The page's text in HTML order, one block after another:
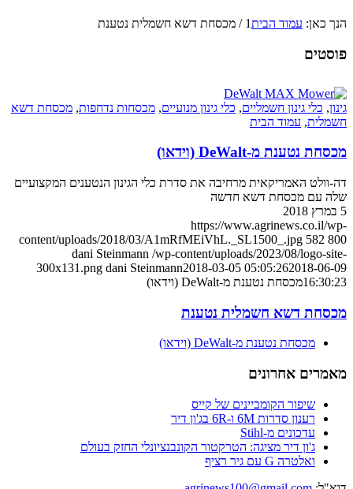
הנך כאן: עמוד הבית1
/ מכסחת דשא חשמלית נטענת
פוסטים
גינון, כלי גינון חשמליים, כלי גינון מנועיים, מכסחות נדחפות, מכסחת דשא
חשמלית, עמוד הבית
מכסחת נטענת מ-DeWalt (וידאו)
דה-וולט האמריקאית מרחיבה את סדרת כלי הגינון הנטענים המקצועיים
שלה עם מכסחת דשא חדשה
5 במרץ 2018
https://www.agrinews.co.il/wp-
content/uploads/2018/03/A1mRfMEiVhL._SL1500_.jpg 582 800
dani Steinmann /wp-content/uploads/2023/08/logo-site-
300x131.png dani Steinmann2018-03-05 05:05:262018-06-09
16:30:23מכסחת נטענת מ-DeWalt (וידאו)
מכסחת דשא חשמלית נטענת
מכסחת נטענת מ-DeWalt (וידאו)
מאמרים אחרונים
שיפור הקומביינים של קייס
רענון סדרות 6M ו-6R בג'ון דיר
עדכונים מ-Stihl
ג'ון דיר מציגה: הטרקטור הקונבנציונלי החזק בעולם
ואלטרה G עם גיר רציף